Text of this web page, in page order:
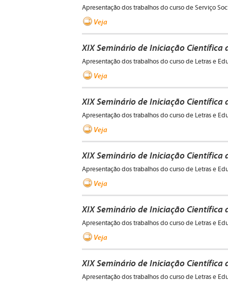
Apresentação dos trabalhos do curso de Serviço
Veja
XIX Seminário de Iniciação Científica
Apresentação dos trabalhos do curso de Letras e
Veja
XIX Seminário de Iniciação Científica
Apresentação dos trabalhos do curso de Letras e
Veja
XIX Seminário de Iniciação Científica
Apresentação dos trabalhos do curso de Letras e
Veja
XIX Seminário de Iniciação Científica
Apresentação dos trabalhos do curso de Letras e
Veja
XIX Seminário de Iniciação Científica
Apresentação dos trabalhos do curso de Letras e